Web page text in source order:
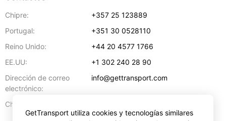
Chipre:
+357 25 123889
Portugal:
+351 30 0528110
Reino Unido:
+44 20 4577 1766
EE.UU:
+1 302 240 28 90
Dirección de correo
electrónico:
info@gettransport.com
Chipre:
GetTransport utiliza cookies y tecnologías similares